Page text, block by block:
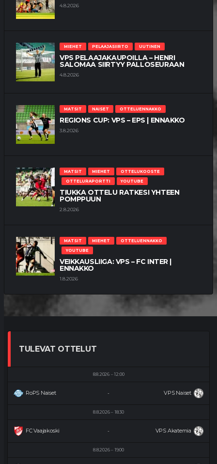
4.8.2026
MIEHET PELAAJASIIRTO UUTINEN
VPS PELAAJAKAUPOILLA – HENRI
SALOMAA SIIRTYY PALLOSEURAAN
4.8.2026
MATSIT NAISET OTTELUENNAKKO
REGIONS CUP: VPS – EPS | ENNAKKO
3.8.2026
MATSIT MIEHET
OTTELUKOOSTE
OTTELURAPORTTI
YOUTUBE
TIUKKA OTTELU RATKESI YHTEEN
POMPPUUN
2.8.2026
MATSIT MIEHET
OTTELUENNAKKO
YOUTUBE
VEIKKAUSLIIGA: VPS – FC INTER |
ENNAKKO
1.8.2026
TULEVAT OTTELUT
8.8.2026 12:00
RoPS Naiset VPS Naiset
-
8.8.2026 18:30
FC Vaajakoski VPS Akatemia
-
8.8.2026 19:00